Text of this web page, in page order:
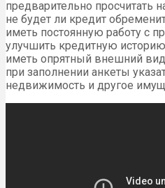
предварительно просчитать
не будет ли кредит
иметь постоянную работу с
улучшить кредитную
иметь опрятный внешний
при заполнении анкеты
недвижимость и другое